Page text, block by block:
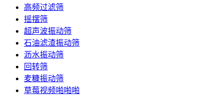
高频过滤筛
摇摆筛
超声波振动筛
石油滤渣振动筛
沥水振动筛
回转筛
麦糠振动筛
草莓视频啪啪啪